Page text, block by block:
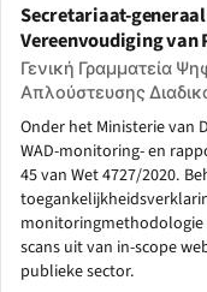
Secretariaat-
Vereenvoudiging van
Γενική Γραμματεία
Απλούστευσης
Onder het Ministerie van
WAD-monitoring- en
45 van Wet 4727/2020.
monitoringmethodologie
scans uit van in-scope
publieke sector.